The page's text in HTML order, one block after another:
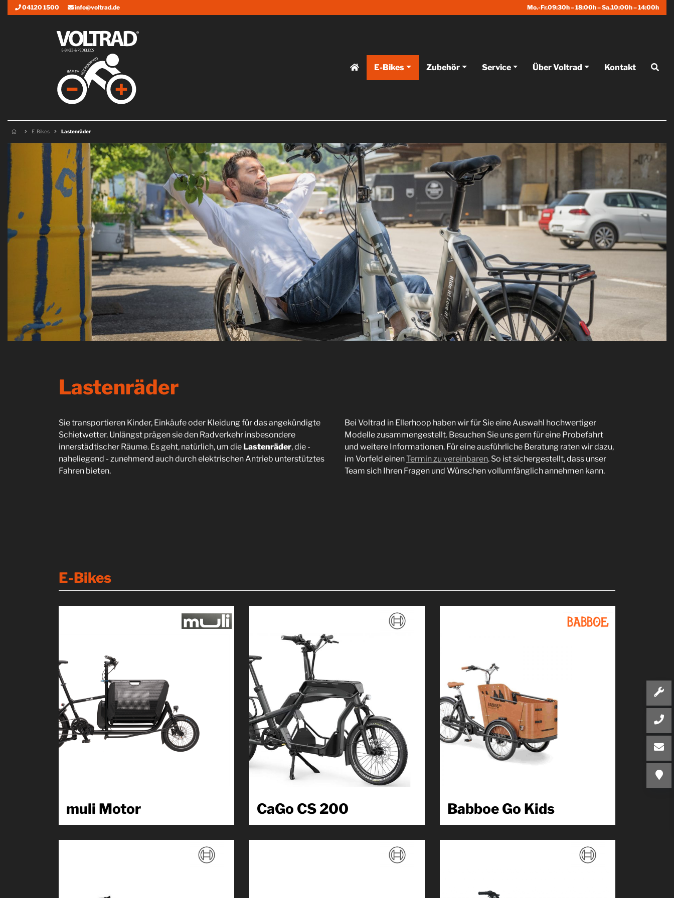
04120 1500 info@voltrad.de Mo.-Fr.09:30h – 18:00h – Sa.10:00h – 14:00h
E-Bikes Zubehör Service Über Voltrad Kontakt
E-Bikes Lastenräder
Lastenräder
Sie transportieren Kinder, Einkäufe oder Kleidung für das angekündigte
Schietwetter. Unlängst prägen sie den Radverkehr insbesondere
innerstädtischer Räume. Es geht, natürlich, um die Lastenräder, die -
naheliegend - zunehmend auch durch elektrischen Antrieb unterstütztes
Fahren bieten.
Bei Voltrad in Ellerhoop haben wir für Sie eine Auswahl hochwertiger
Modelle zusammengestellt. Besuchen Sie uns gern für eine Probefahrt
und weitere Informationen. Für eine ausführliche Beratung raten wir dazu,
im Vorfeld einenTermin zu vereinbaren. So ist sichergestellt, dass unser
Team sich Ihren Fragen und Wünschen vollumfänglich annehmen kann.
E-Bikes
muli Motor
Produkte für eine umwelt- und menschenfreundliche
CaGo CS 200
für einen Kindersitz, viel Stauraum für die...
Babboe Go Kids